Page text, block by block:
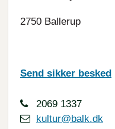
2750 Ballerup
Send sikker besked
2069 1337
kultur@balk.dk